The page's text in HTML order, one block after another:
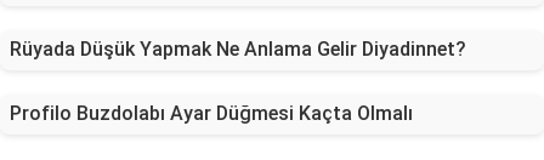
Rüyada Düşük Yapmak Ne Anlama Gelir Diyadinnet?
Profilo Buzdolabı Ayar Düğmesi Kaçta Olmalı